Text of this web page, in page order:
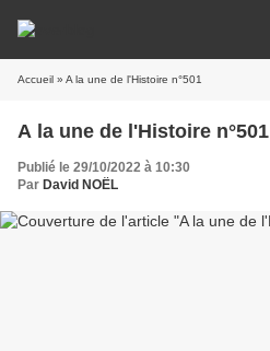
Accueil » A la une de l'Histoire n°501
A la une de l'Histoire n°501
Publié le 29/10/2022 à 10:30
Par David NOËL